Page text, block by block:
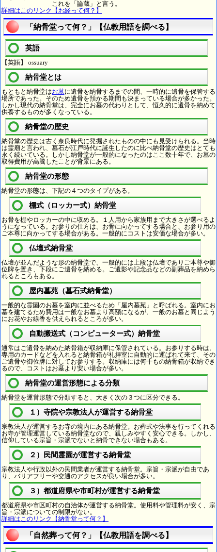
これを「論蔵」と言う。
詳細はこのリンク【お経って何？】
「納骨堂って何？」【仏教用語を調べる】
英語
【英語】 ossuary
納骨堂とは
もともと納骨堂はお墓に遺骨を納骨するまでの間、一時的に遺骨を保管する
場所であった。そのため遺骨を預かる期間も決まっている場合が多かった。
しかし現代の納骨堂は、完全にお墓の代わりとして、恒久的に遺骨を納めて
供養するものが多くなっている。
納骨堂の歴史
納骨堂の歴史は古く奈良時代に発掘されたものの中にも見受けられる。当時
は霊廟と言われ、墓石が江戸時代に誕生したのに比べ納骨堂の歴史はとても
永く続いている。しかし納骨堂が一般的になったのはここ数十年で、お墓の
取得費用が高騰したことが背景にある。
納骨堂の形態
納骨堂の形態は、下記の４つのタイプがある。
棚式（ロッカー式）納骨堂
お骨を棚やロッカーの中に収める。１人用から家族用まで大きさが選べるよ
うになっている。お参りの仕方は、お骨に向かってする場合と、お参り用の
ご本尊に向かってする場合がある。一般的にコストは安価な場合が多い。
仏壇式納骨堂
仏壇が並んだような形の納骨堂で、一般的には上段は仏壇でありご本尊や御
位牌を置き、下段にご遺骨を納める。ご遺影や記念品などの副葬品を納めら
れるところもある。
屋内墓苑（墓石式納骨堂）
一般的な霊園のお墓を室内に並べるため「屋内墓苑」と呼ばれる。室内にお
墓を建てるため費用は一般なお墓より高額になるが、一般のお墓と同じよう
にお花やお線香を供えられるところが多い。
自動搬送式（コンピューター式）納骨堂
通常はご遺骨を納めた納骨箱が収納庫に保管されている。お参りする時は、
専用のカードなどを入れると納骨箱が礼拝室に自動的に運ばれて来て、その
ご遺骨や御位牌に対してお参りする。収納庫には何千もの納骨箱が収納でき
るので、コストはお墓より安い場合が多い。
納骨堂の運営形態による分類
納骨堂を運営形態で分類すると、大きく次の３つに区分できる。
１）寺院や宗教法人が運営する納骨堂
宗教法人が運営するお寺の境内にある納骨堂。お葬式や法事を行ってくれる
お寺が管理運営している納骨堂なので、親しみやすく安心できる。しかし、
信仰している宗旨・宗派でないと納骨できない場合もある。
２）民間霊園が運営する納骨堂
宗教法人や行政以外の民間業者が運営する納骨堂。宗旨・宗派が自由であ
り、バリアフリーや交通のアクセスが良い場合が多い。
３）都道府県や市町村が運営する納骨堂
都道府県や市区町村の自治体が運営する納骨堂。使用料や管理料が安く、宗
旨・宗派についての制限がない。
詳細はこのリンク【納骨堂って何？】
「自然葬って何？」【仏教用語を調べる】